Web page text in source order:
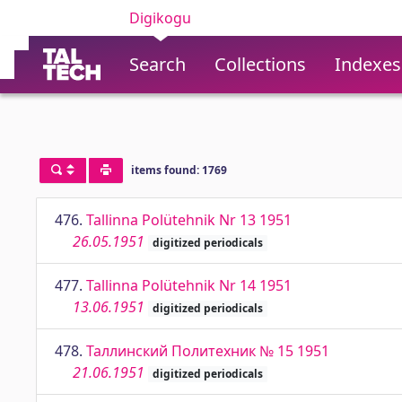
Digikogu
Search Collections Indexes
items found: 1769
476. Tallinna Polütehnik Nr 13 1951
26.05.1951
digitized periodicals
477. Tallinna Polütehnik Nr 14 1951
13.06.1951
digitized periodicals
478. Таллинский Политехник № 15 1951
21.06.1951
digitized periodicals